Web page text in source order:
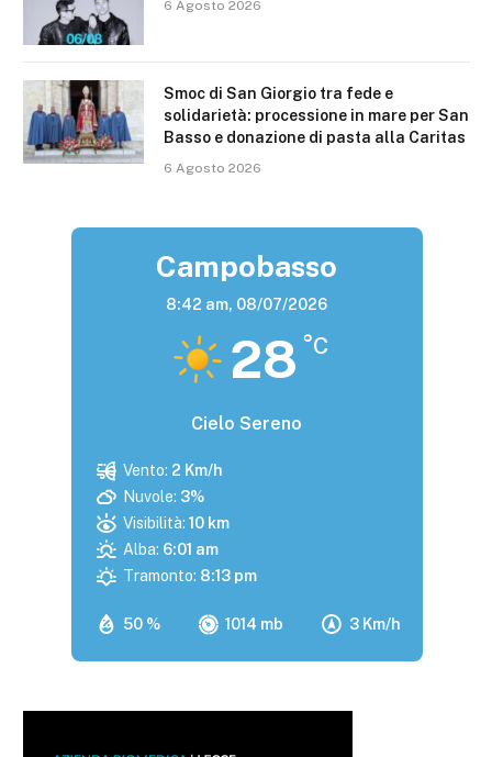
6 Agosto 2026
Smoc di San Giorgio tra fede e
solidarietà: processione in mare per San
Basso e donazione di pasta alla Caritas
6 Agosto 2026
Campobasso
8:42 am, 08/07/2026
28 °C
Cielo Sereno
50 % 1014 mb 3 Km/h
Vento: 2 Km/h
Nuvole: 3%
Visibilità: 10 km
Alba: 6:01 am
Tramonto: 8:13 pm